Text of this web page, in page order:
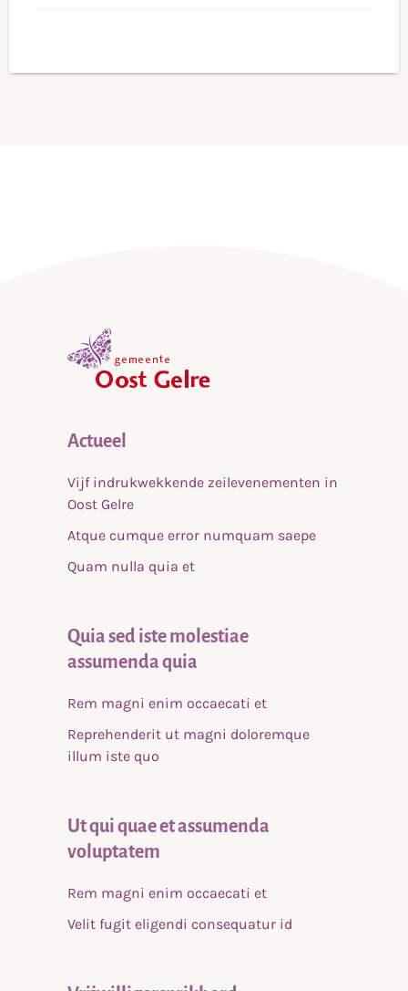
Actueel
Vijf indrukwekkende zeilevenementen in
Oost Gelre
Atque cumque error numquam saepe
Quam nulla quia et
Quia sed iste molestiae
assumenda quia
Rem magni enim occaecati et
Reprehenderit ut magni doloremque
illum iste quo
Ut qui quae et assumenda
voluptatem
Rem magni enim occaecati et
Velit fugit eligendi consequatur id